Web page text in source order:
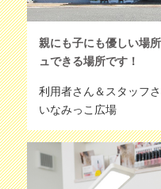
親にも子にも優しい場
ュできる場所です！
利用者さん＆スタッフ
いなみっこ広場